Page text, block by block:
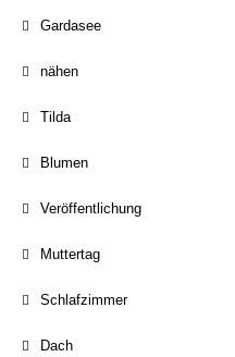
Gardasee
nähen
Tilda
Blumen
Veröffentlichung
Muttertag
Schlafzimmer
Dach